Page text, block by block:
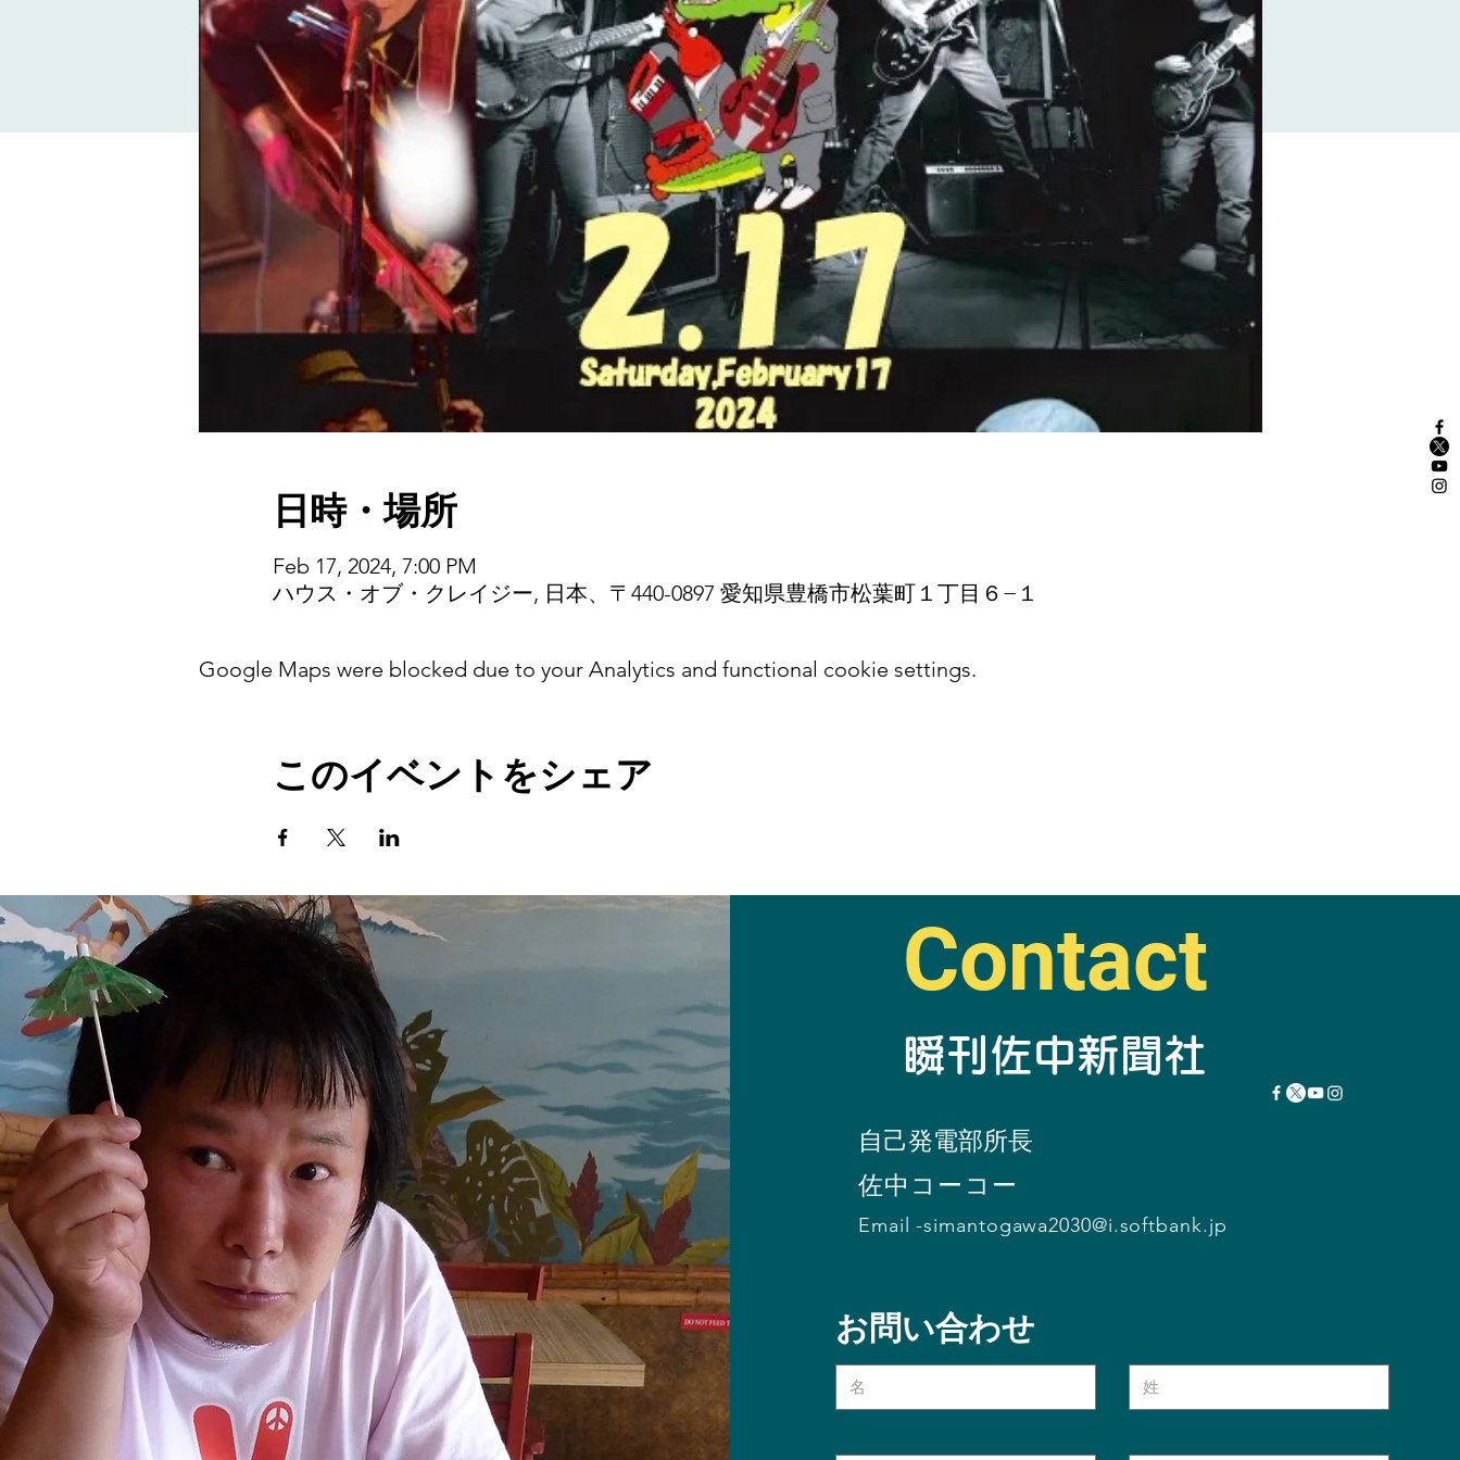
日時・場所
Feb 17, 2024, 7:00 PM
ハウス・オブ・クレイジー, 日本、〒440-0897 愛知県豊橋市松葉町１丁目６−１
Google Maps were blocked due to your Analytics and functional cookie settings.
このイベントをシェア
Contact
​瞬刊佐中新聞社
自己発電部所長
​佐中コーコー
Email -simantogawa2030@i.softbank.jp
お問い合わせ